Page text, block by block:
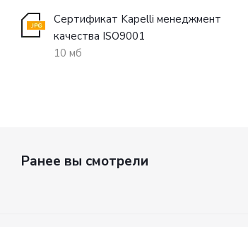
Сертификат Kapelli менеджмент
качества ISO9001
10 мб
Ранее вы смотрели